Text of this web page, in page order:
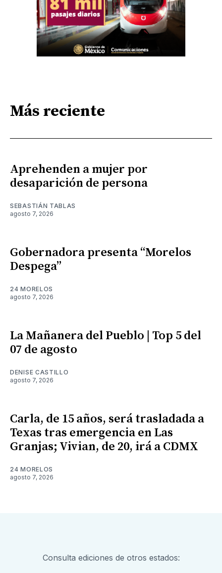
Más reciente
Aprehenden a mujer por
desaparición de persona
SEBASTIÁN TABLAS
agosto 7, 2026
Gobernadora presenta “Morelos
Despega”
24 MORELOS
agosto 7, 2026
La Mañanera del Pueblo | Top 5 del
07 de agosto
DENISE CASTILLO
agosto 7, 2026
Carla, de 15 años, será trasladada a
Texas tras emergencia en Las
Granjas; Vivian, de 20, irá a CDMX
24 MORELOS
agosto 7, 2026
Consulta ediciones de otros estados: